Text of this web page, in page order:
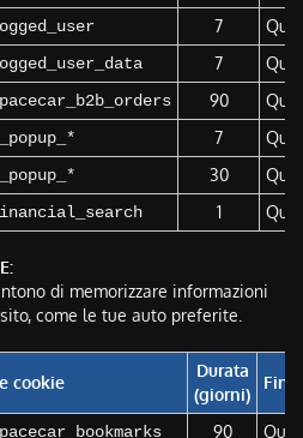
7
7
90
7
30
1
di memorizzare informazioni
come le tue auto preferite.
cookie
Durata
(giorni)
90